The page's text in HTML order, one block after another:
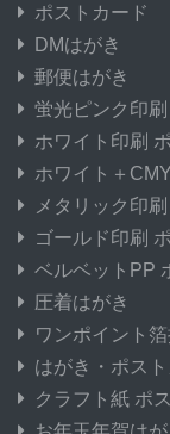
ポストカード
DMはがき
郵便はがき
蛍光ピンク印
ホワイト印刷
ホワイト＋
メタリック印
ゴールド印刷
ベルベットPP
圧着はがき
ワンポイント
はがき・ポス
クラフト紙 ポ